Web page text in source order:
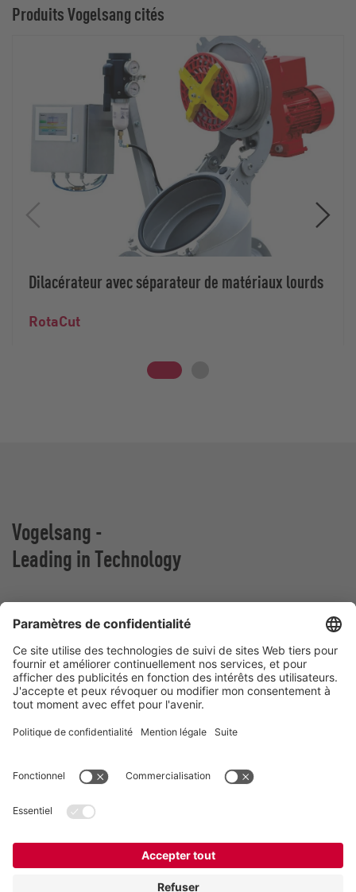
Produits Vogelsang cités
Dilacérateur avec séparateur de matériaux lourds
RotaCut
Vogelsang -
Leading in Technology
VOGELSANG BELGIUM N.V.
Slingerstraat 50
8820 Torhout
Belgique
Téléphone:+32 51 81 96 40